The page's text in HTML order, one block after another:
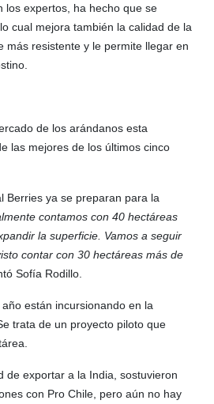
los expertos, ha hecho que se
cual mejora también la calidad de la
más resistente y le permite llegar en
de los arándanos esta
las mejores de los últimos cinco
Berries ya se preparan para la
contamos con 40 hectáreas
la superficie. Vamos a seguir
contar con 30 hectáreas más de
Sofía Rodillo.
están incursionando en la
trata de un proyecto piloto que
de exportar a la India, sostuvieron
con Pro Chile, pero aún no hay